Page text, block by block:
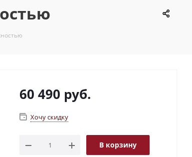
60 490 руб.
Хочу скидку
В корзину